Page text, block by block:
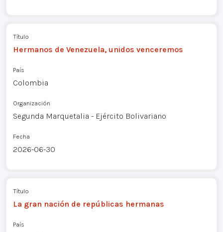
Título
Hermanos de Venezuela, unidos venceremos
País
Colombia
Organización
Segunda Marquetalia - Ejército Bolivariano
Fecha
2026-06-30
Título
La gran nación de repúblicas hermanas
País